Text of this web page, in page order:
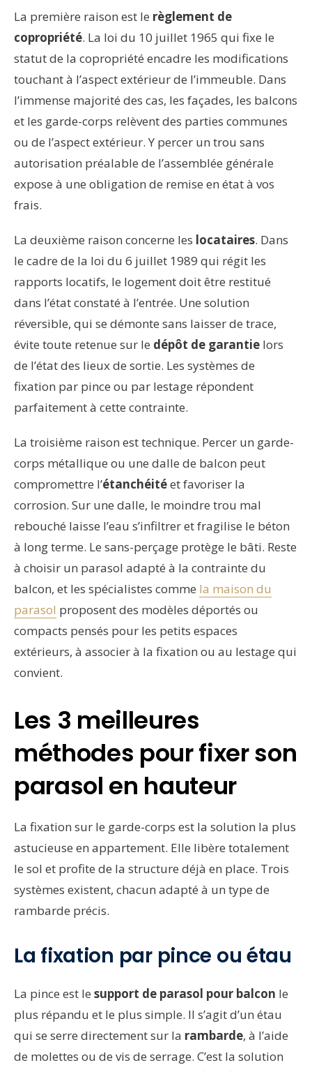
La première raison est le règlement de
copropriété. La loi du 10 juillet 1965 qui fixe le
statut de la copropriété encadre les modifications
touchant à l’aspect extérieur de l’immeuble. Dans
l’immense majorité des cas, les façades, les balcons
et les garde-corps relèvent des parties communes
ou de l’aspect extérieur. Y percer un trou sans
autorisation préalable de l’assemblée générale
expose à une obligation de remise en état à vos
frais.
La deuxième raison concerne les locataires. Dans
le cadre de la loi du 6 juillet 1989 qui régit les
rapports locatifs, le logement doit être restitué
dans l’état constaté à l’entrée. Une solution
réversible, qui se démonte sans laisser de trace,
évite toute retenue sur le dépôt de garantie lors
de l’état des lieux de sortie. Les systèmes de
fixation par pince ou par lestage répondent
parfaitement à cette contrainte.
La troisième raison est technique. Percer un garde-
corps métallique ou une dalle de balcon peut
compromettre l’étanchéitéet favoriser la
corrosion. Sur une dalle, le moindre trou mal
rebouché laisse l’eau s’infiltrer et fragilise le béton
à long terme. Le sans-perçage protège le bâti. Reste
à choisir un parasol adapté à la contrainte du
balcon, et les spécialistes comme la maison du
parasol proposent des modèles déportés ou
compacts pensés pour les petits espaces
extérieurs, à associer à la fixation ou au lestage qui
convient.
Les 3 meilleures
méthodes pour fixer son
parasol en hauteur
La fixation sur le garde-corps est la solution la plus
astucieuse en appartement. Elle libère totalement
le sol et profite de la structure déjà en place. Trois
systèmes existent, chacun adapté à un type de
rambarde précis.
La fixation par pince ou étau
La pince est le support de parasol pour balcon le
plus répandu et le plus simple. Il s’agit d’un étau
qui se serre directement sur la rambarde, à l’aide
de molettes ou de vis de serrage. C’est la solution